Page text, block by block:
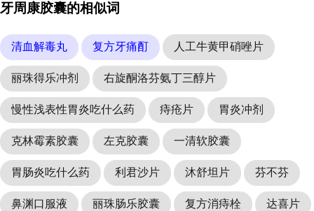
牙周康胶囊的相似词
清血解毒丸 复方牙痛酊 人工牛黄甲硝唑片
丽珠得乐冲剂 右旋酮洛芬氨丁三醇片
慢性浅表性胃炎吃什么药 痔疮片 胃炎冲剂
克林霉素胶囊 左克胶囊 一清软胶囊
胃肠炎吃什么药 利君沙片 沐舒坦片 芬不芬
鼻渊口服液 丽珠肠乐胶囊 复方消痔栓 达喜片